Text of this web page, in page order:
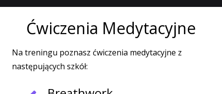
Ćwiczenia Medytacyjne
Na treningu poznasz ćwiczenia medytacyjne z
następujących szkół: